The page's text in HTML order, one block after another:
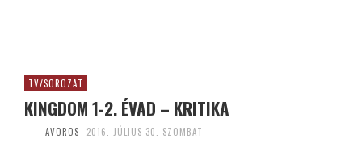
TV/SOROZAT
KINGDOM 1-2. ÉVAD – KRITIKA
AVOROS 2016. JÚLIUS 30. SZOMBAT